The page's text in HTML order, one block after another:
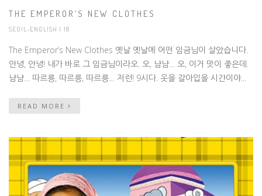
THE EMPEROR’S NEW CLOTHES
SEOIL-ENGLISH | 18
The Emperor’s New Clothes 옛날 옛날에 어떤 임금님이 살았습니다.
안녕, 안녕! 내가 바로 그 임금님이라오. 오, 냠냠… 오, 이거 맛이 좋은데.
냠냠… 따르릉, 따르릉, 따르릉… 저런! 9시다. 옷을 갈아입을 시간이야...
READ MORE